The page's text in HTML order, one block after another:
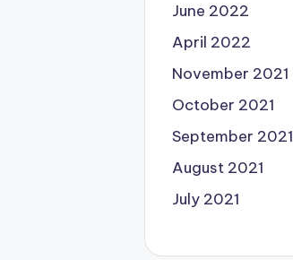
June 2022
April 2022
November 2021
October 2021
September 2021
August 2021
July 2021